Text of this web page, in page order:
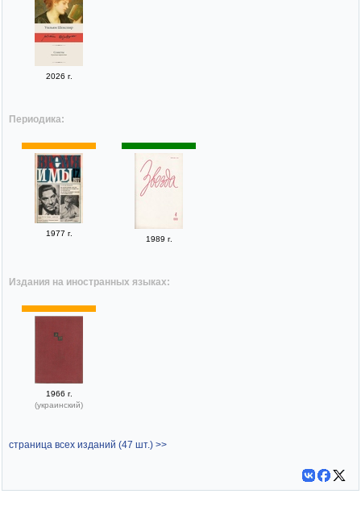
2026 г.
Периодика:
1977 г.
1989 г.
Издания на иностранных языках:
1966 г.
(украинский)
страница всех изданий (47 шт.) >>